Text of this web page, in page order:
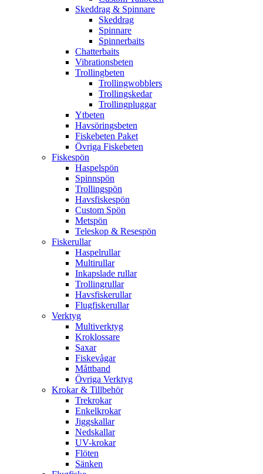
Skeddrag & Spinnare
Skeddrag
Spinnare
Spinnerbaits
Chatterbaits
Vibrationsbeten
Trollingbeten
Trollingwobblers
Trollingskedar
Trollingpluggar
Ytbeten
Havsöringsbeten
Fiskebeten Paket
Övriga Fiskebeten
Fiskespön
Haspelspön
Spinnspön
Trollingspön
Havsfiskespön
Custom Spön
Metspön
Teleskop & Resespön
Fiskerullar
Haspelrullar
Multirullar
Inkapslade rullar
Trollingrullar
Havsfiskerullar
Flugfiskerullar
Verktyg
Multiverktyg
Kroklossare
Saxar
Fiskevågar
Måttband
Övriga Verktyg
Krokar & Tillbehör
Trekrokar
Enkelkrokar
Jiggskallar
Nedskallar
UV-krokar
Flöten
Sänken